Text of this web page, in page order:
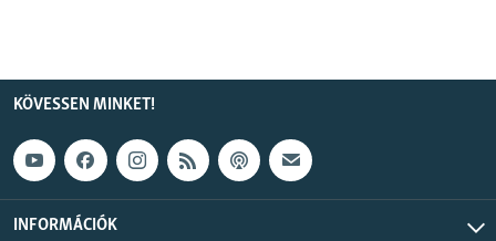
KÖVESSEN MINKET!
INFORMÁCIÓK